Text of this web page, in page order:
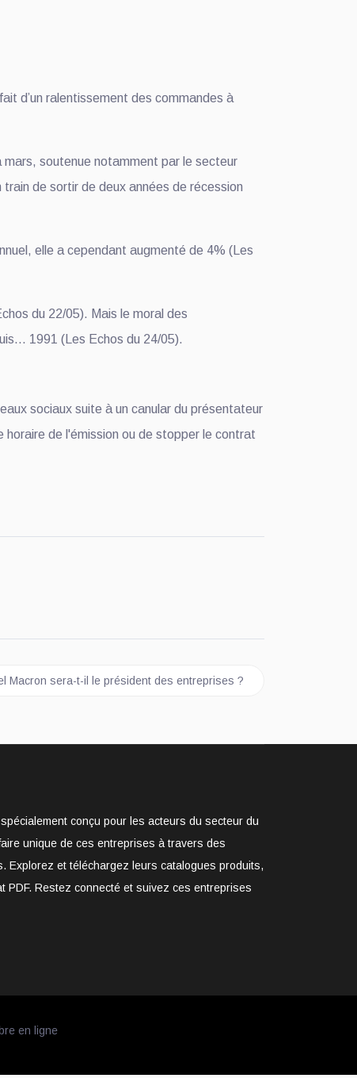
d’un ralentissement des commandes à
mars, soutenue notamment par le secteur
de sortir de deux années de récession
elle a cependant augmenté de 4% (Les
du 22/05). Mais le moral des
1991 (Les Echos du 24/05).
sociaux suite à un canular du présentateur
horaire de l'émission ou de stopper le contrat
: Emmanuel Macron sera-t-il le président des entreprises ?
Macron sera-t-il le président des entreprises ?
conçu pour les acteurs du secteur du
unique de ces entreprises à travers des
Explorez et téléchargez leurs catalogues produits,
PDF. Restez connecté et suivez ces entreprises
en ligne